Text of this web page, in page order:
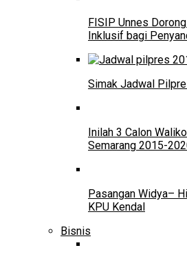
FISIP Unnes
Inklusif bagi
Simak Jadwal
Inilah 3 Calon
Semarang 2015-
Pasangan Widya–
KPU Kendal
Bisnis